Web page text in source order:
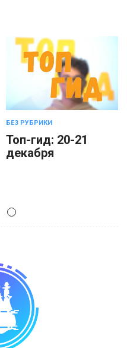
БЕЗ РУБРИКИ
Топ-гид: 20-21
декабря